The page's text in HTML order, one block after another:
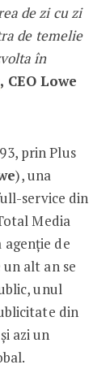
de zi cu zi
de temelie
în
, CEO Lowe
prin Plus
), una
service din
Media
agenție de
alt an se
unul
din
azi un